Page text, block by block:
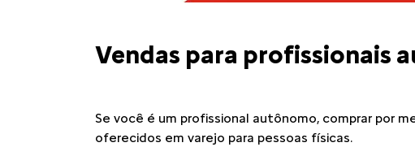
Vendas para profissionais
Se você é um profissional autônomo, comprar por
oferecidos em varejo para pessoas físicas.